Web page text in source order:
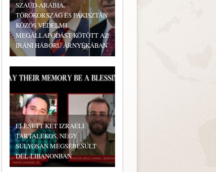
SZAÚD-ARÁBIA,
TÖRÖKORSZÁG ÉS PAKISZTÁN
KÖZÖS VÉDELMI
MEGÁLLAPODÁST KÖTÖTT AZ
IRÁNI HÁBORÚ ÁRNYÉKÁBAN
ELESETT KÉT IZRAELI
TARTALÉKOS, NÉGY
SÚLYOSAN MEGSEBESÜLT
DÉL-LIBANONBAN